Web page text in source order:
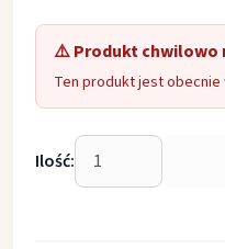
⚠️ Produkt chwilowo
Ten produkt jest obecnie
Ilość: